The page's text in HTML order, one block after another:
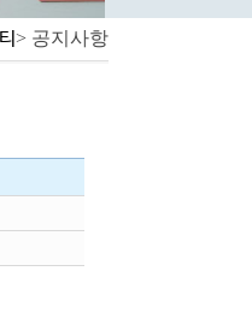
> 공지사항